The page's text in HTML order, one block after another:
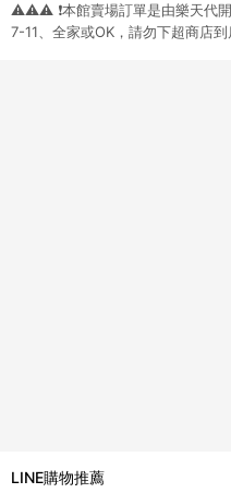
點數回饋或點數回饋有爭議，台
⚠️⚠️⚠️ ❗本館賣場訂單是由樂天代開
7-11、全家或OK，請勿下超商店
LINE購物推薦